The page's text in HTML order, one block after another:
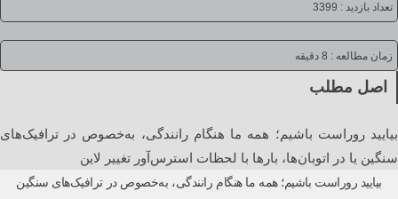
تعداد بازدید : 3399
زمان مطالعه : 8 دقیقه
اصل مطلب
بیایید روراست باشیم؛ همه ما هنگام رانندگی، به‌خصوص در ترافیک‌های
سنگین یا در اتوبان‌ها، بارها با لحظات استرس‌آور تغییر لاین
بیایید روراست باشیم؛ همه ما هنگام رانندگی، به‌خصوص در ترافیک‌های سنگین